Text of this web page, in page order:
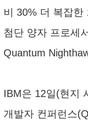
비 30% 더 복잡한
첨단 양자 프로세
Quantum
IBM은 12일(현지
개발자 컨퍼런스